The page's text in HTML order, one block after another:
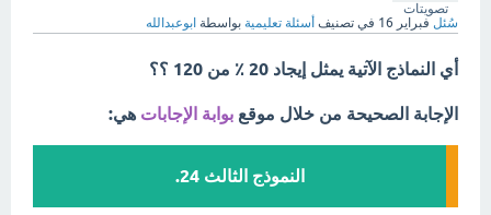
تصويتات
سُئل فبراير 16 في تصنيف أسئلة تعليمية بواسطة ابوعبدالله
أي النماذج الآتية يمثل إيجاد 20 ٪ من 120 ؟؟
الإجابة الصحيحة من خلال موقع بوابة الإجابات هي:
النموذج الثالث 24.